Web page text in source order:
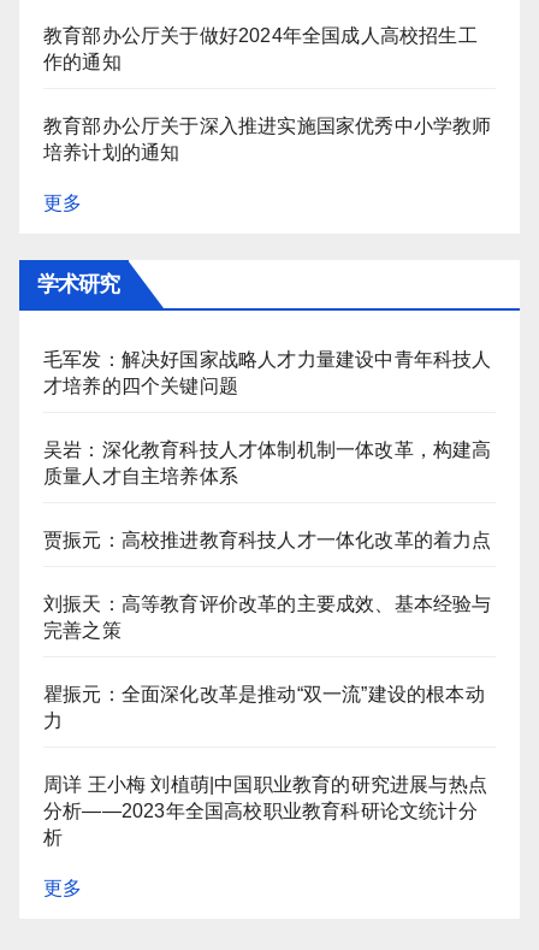
教育部办公厅关于做好2024年全国成人高校招生工
作的通知
教育部办公厅关于深入推进实施国家优秀中小学教师
培养计划的通知
更多
学术研究
毛军发：解决好国家战略人才力量建设中青年科技人
才培养的四个关键问题
吴岩：深化教育科技人才体制机制一体改革，构建高
质量人才自主培养体系
贾振元：高校推进教育科技人才一体化改革的着力点
刘振天：高等教育评价改革的主要成效、基本经验与
完善之策
瞿振元：全面深化改革是推动“双一流”建设的根本动
力
周详 王小梅 刘植萌|中国职业教育的研究进展与热点
分析——2023年全国高校职业教育科研论文统计分
析
更多